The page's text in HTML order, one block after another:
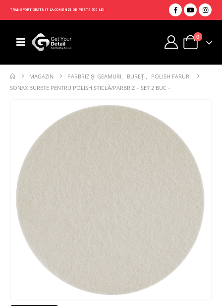
TRANSPORT GRATUIT LA COMENZI DE PESTE 500 LEI
0
MAGAZIN PARBRIZ ȘI GEAMURI, BUREȚI,
POLISH FARURI
SONAX BURETE PENTRU POLISH STICLĂ/PARBRIZ – SET 2 BUC –